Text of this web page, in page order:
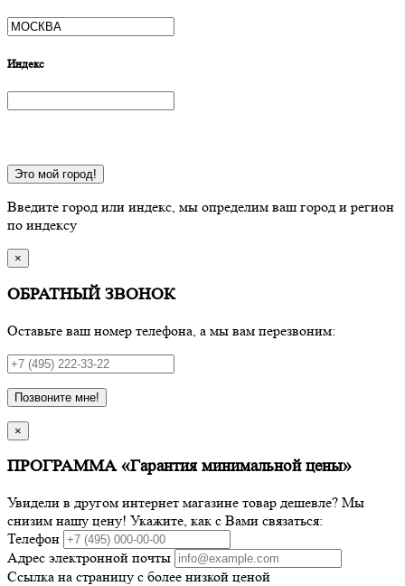
Индекс
Это мой город!
Введите город или индекс, мы определим ваш город и регион
по индексу
×
ОБРАТНЫЙ ЗВОНОК
Оставьте ваш номер телефона, а мы вам перезвоним:
Позвоните мне!
×
ПРОГРАММА «Гарантия минимальной цены»
Увидели в другом интернет магазине товар дешевле? Мы
снизим нашу цену! Укажите, как с Вами связаться:
Телефон
Адрес электронной почты
Ссылка на страницу с более низкой ценой